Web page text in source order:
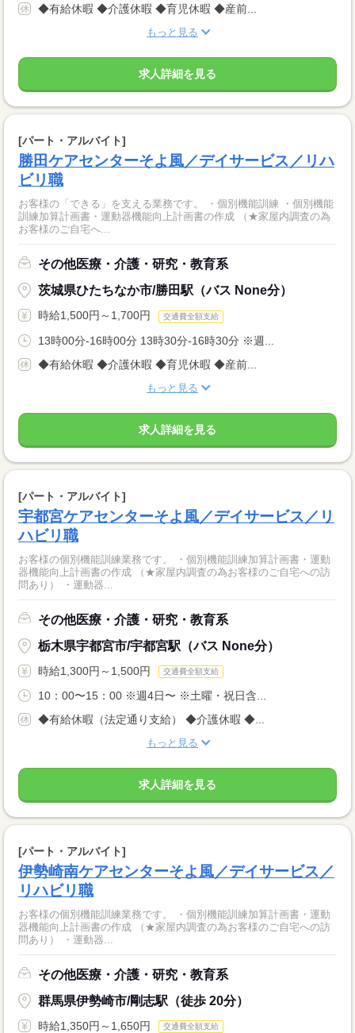
◆有給休暇 ◆介護休暇 ◆育児休暇 ◆産前...
もっと見る
求人詳細を見る
[パート・アルバイト]
勝田ケアセンターそよ風／デイサービス／リハ
ビリ職
お客様の「できる」を支える業務です。 ・個別機能訓練 ・個別機能
訓練加算計画書・運動器機能向上計画書の作成 （★家屋内調査の為
お客様のご自宅へ...
その他医療・介護・研究・教育系
茨城県ひたちなか市/勝田駅（バス None分）
時給1,500円～1,700円 交通費全額支給
13時00分-16時00分 13時30分-16時30分 ※週...
◆有給休暇 ◆介護休暇 ◆育児休暇 ◆産前...
もっと見る
求人詳細を見る
[パート・アルバイト]
宇都宮ケアセンターそよ風／デイサービス／リ
ハビリ職
お客様の個別機能訓練業務です。 ・個別機能訓練加算計画書・運動
器機能向上計画書の作成 （★家屋内調査の為お客様のご自宅への訪
問あり） ・運動器...
その他医療・介護・研究・教育系
栃木県宇都宮市/宇都宮駅（バス None分）
時給1,300円～1,500円 交通費全額支給
10：00〜15：00 ※週4日〜 ※土曜・祝日含...
◆有給休暇（法定通り支給） ◆介護休暇 ◆...
もっと見る
求人詳細を見る
[パート・アルバイト]
伊勢崎南ケアセンターそよ風／デイサービス／
リハビリ職
お客様の個別機能訓練業務です。 ・個別機能訓練加算計画書・運動
器機能向上計画書の作成 （★家屋内調査の為お客様のご自宅への訪
問あり） ・運動器...
その他医療・介護・研究・教育系
群馬県伊勢崎市/剛志駅（徒歩 20分）
時給1,350円～1,650円 交通費全額支給